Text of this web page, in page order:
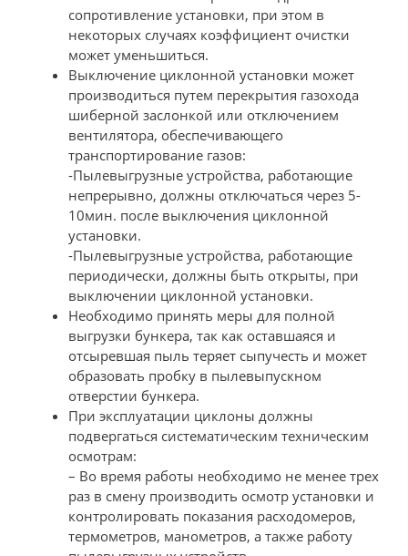
сопротивление установки, при этом в
некоторых случаях коэффициент очистки
может уменьшиться.
Выключение циклонной установки может
производиться путем перекрытия газохода
шиберной заслонкой или отключением
вентилятора, обеспечивающего
транспортирование газов:
-Пылевыгрузные устройства, работающие
непрерывно, должны отключаться через 5-
10мин. после выключения циклонной
установки.
-Пылевыгрузные устройства, работающие
периодически, должны быть открыты, при
выключении циклонной установки.
Необходимо принять меры для полной
выгрузки бункера, так как оставшаяся и
отсыревшая пыль теряет сыпучесть и может
образовать пробку в пылевыпускном
отверстии бункера.
При эксплуатации циклоны должны
подвергаться систематическим техническим
осмотрам:
– Во время работы необходимо не менее трех
раз в смену производить осмотр установки и
контролировать показания расходомеров,
термометров, манометров, а также работу